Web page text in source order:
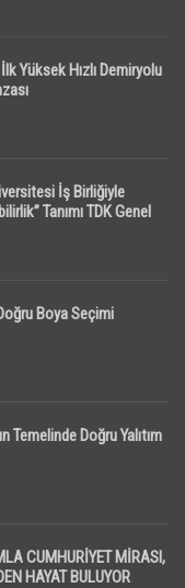
Yüksek Hızlı Demiryolu
İş Birliğiyle
Tanımı TDK Genel
Boya Seçimi
Temelinde Doğru Yalıtım
CUMHURİYET MİRASI,
HAYAT BULUYOR